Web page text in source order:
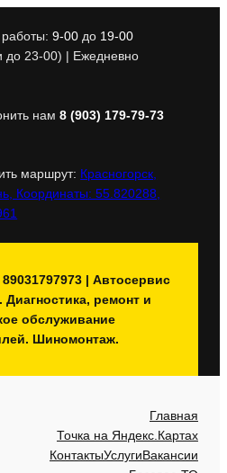
9-00до 19-00
до 23-00) | Ежедневно
нам 8 (903) 179-79-73
маршрут: Красногорск,
Координаты: 55.820288,
| Автосервис
Диагностика, ремонт и
обслуживание
Шиномонтаж.
Главная
Точка на Яндекс.Картах
КонтактыУслугиВакансии